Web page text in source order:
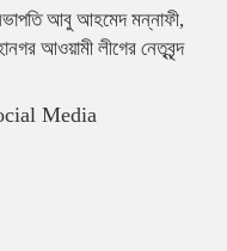
আবু আহমেদ মন্নাফী,
আওয়ামী লীগের নেতৃবৃন্দ
Media